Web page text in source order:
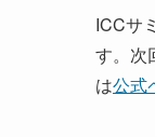
ICCサ
す。次
は公式